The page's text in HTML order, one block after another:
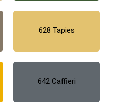
628 Tapies
642 Caffieri